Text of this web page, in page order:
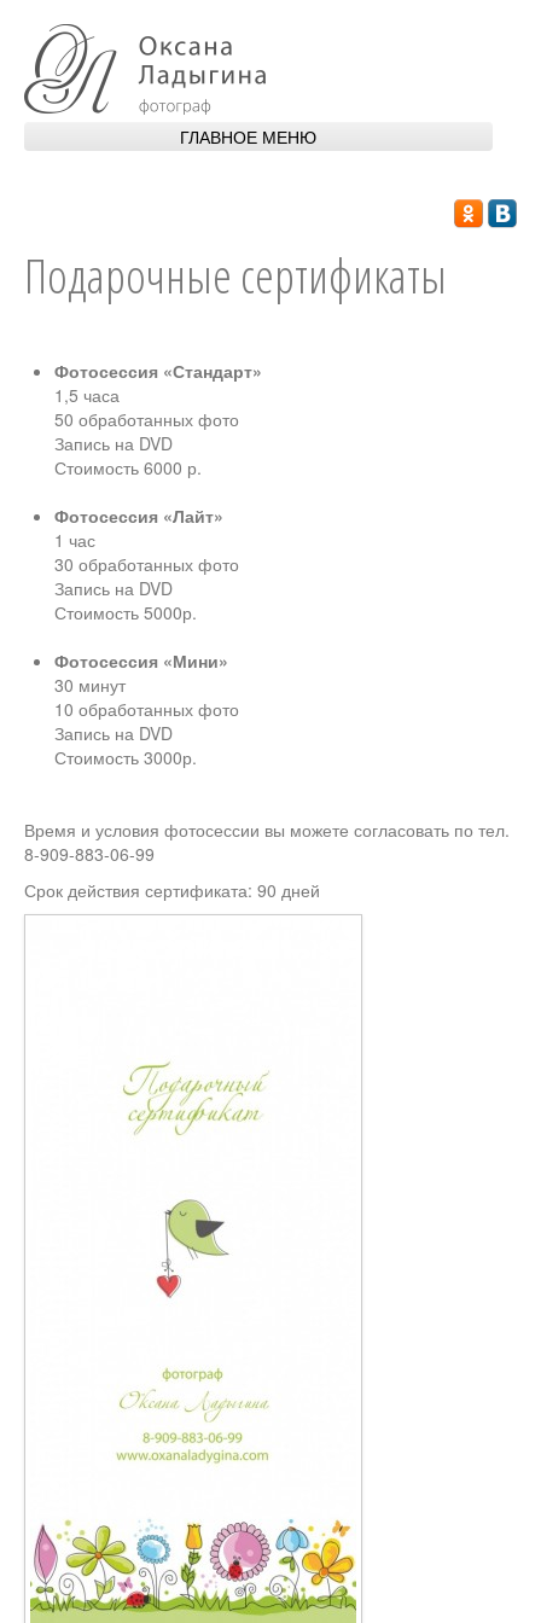
ГЛАВНОЕ МЕНЮ
ПОРТФОЛИО
АПАРТАМЕНТЫ
Подарочные сертификаты
Фотосессия «Стандарт»
1,5 часа
50 обработанных фото
Запись на DVD
Стоимость 6000 р.
Фотосессия «Лайт»
1 час
30 обработанных фото
Запись на DVD
Стоимость 5000р.
Фотосессия «Мини»
30 минут
10 обработанных фото
Запись на DVD
Стоимость 3000р.
Время и условия фотосессии вы можете согласовать по тел.
8-909-883-06-99
Срок действия сертификата: 90 дней